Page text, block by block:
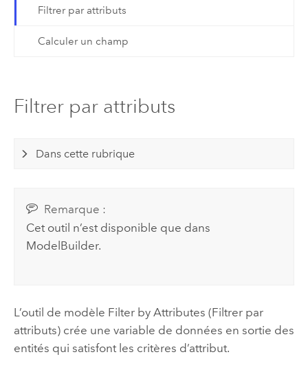
Filtrer par attributs
Calculer un champ
Filtrer par attributs
Dans cette rubrique
Remarque :
Cet outil n’est disponible que dans
ModelBuilder.
L’outil de modèle Filter by Attributes (Filtrer par
attributs) crée une variable de données en sortie des
entités qui satisfont les critères d’attribut.